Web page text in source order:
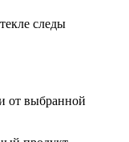
следы
от выбранной